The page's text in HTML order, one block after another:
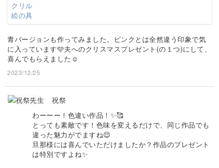
青バージョンも作ってみました。ピンクとは全然違う印象で気
に入っています🩵夫へのクリスマスプレゼント(の１つ)にして、
喜んでもらえました☺️
2023/12/25
祝祭
わーーー！色違い作品！✨🥰
とっても素敵です！色味を変えるだけで、同じ作品でも
違った魅力がでますね😌
旦那様には喜んでいただけましたか？作品のプレゼント
は特別ですよね✨